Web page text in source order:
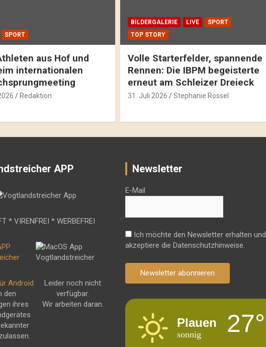
SPORT
aus Hof und
internationalen
Redaktion
BILDERGALERIE LIVE
SPORT
TOP STORY
Volle Starterfelder, spannende
Rennen: Die IBPM begeisterte
erneut am Schleizer Dreieck
31. Juli 2026 Stephanie Rössel
APP
* VIRENFREI * WERBEFREI
Android
den
ihres
Leider noch nicht
verfügbar.
Wir arbeiten daran.
Newsletter
E-Mail
Ich möchte den Newsletter erhalten und
akzeptiere die Datenschutzhinweise.
Newsletter abonnieren
Plauen
sonnig 27°